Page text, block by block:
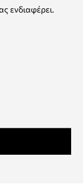
ενδιαφέρει.